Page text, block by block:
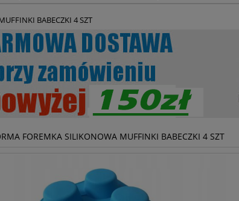
BABECZKI 4 SZT
FOREMKA SILIKONOWA MUFFINKI BABECZKI 4 SZT